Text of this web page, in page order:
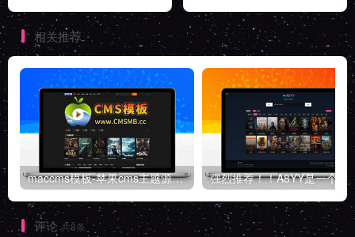
相关推荐
maccms模板-苹果cms主题源码-自适应高端模板带后台
评论共8条